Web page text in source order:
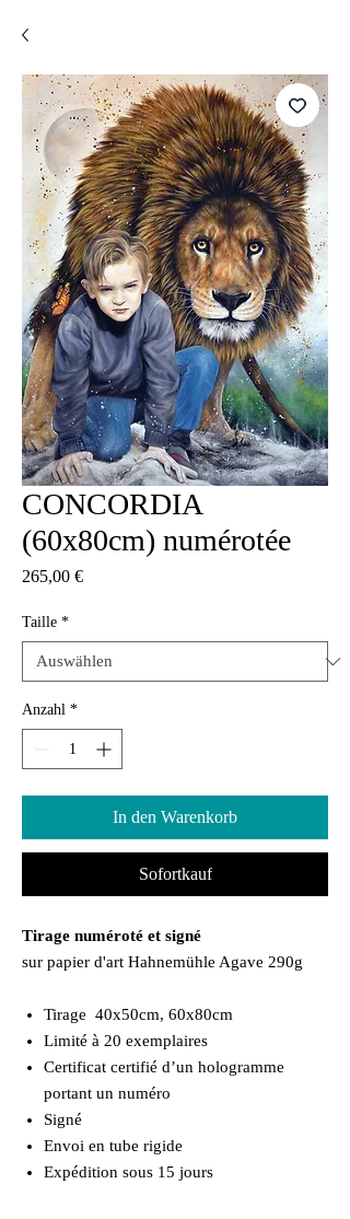
CONCORDIA
(60x80cm) numérotée
265,00 €Preis
Taille *
Anzahl *
In den Warenkorb
Sofortkauf
Tirage numéroté et signé
sur papier d'art Hahnemühle Agave 290g
Tirage 40x50cm, 60x80cm
Limité à 20 exemplaires
Certificat certifié d’un hologramme
portant un numéro
Signé
Envoi en tube rigide
Expédition sous 15 jours